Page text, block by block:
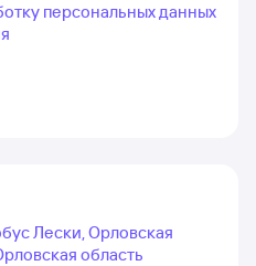
персональных данных
Лески, Орловская
область